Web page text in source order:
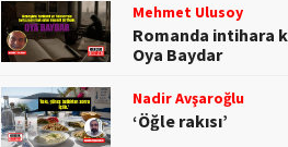
Mehmet Ulusoy
Romanda intihara
Oya Baydar
Nadir Avşaroğlu
‘Öğle rakısı’